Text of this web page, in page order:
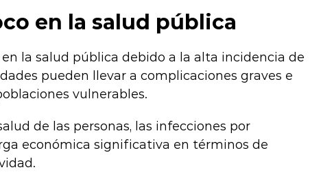
en la salud pública
la salud pública debido a la alta incidencia de
pueden llevar a complicaciones graves e
vulnerables.
de las personas, las infecciones por
económica significativa en términos de